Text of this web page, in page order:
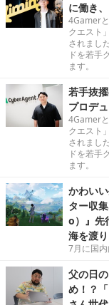
に働き
4Gamer
クエスト
されまし
ドを若手
ます。
若手抜
プロデ
4Gamer
クエスト
されまし
ドを若手
ます。
かわい
ター収
o）』先
海を渡
7月に国
父の日
め！？